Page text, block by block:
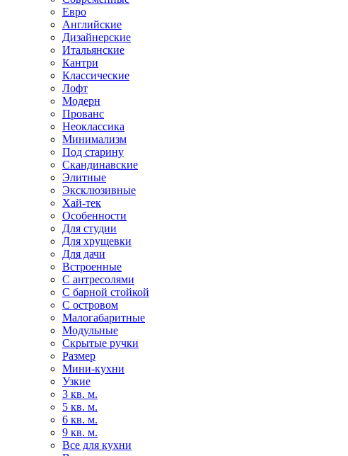
Евро
Английские
Дизайнерские
Итальянские
Кантри
Классические
Лофт
Модерн
Прованс
Неоклассика
Минимализм
Под старину
Скандинавские
Элитные
Эксклюзивные
Хай-тек
Особенности
Для студии
Для хрущевки
Для дачи
Встроенные
С антресолями
С барной стойкой
С островом
Малогабаритные
Модульные
Скрытые ручки
Размер
Мини-кухни
Узкие
3 кв. м.
5 кв. м.
6 кв. м.
9 кв. м.
Все для кухни